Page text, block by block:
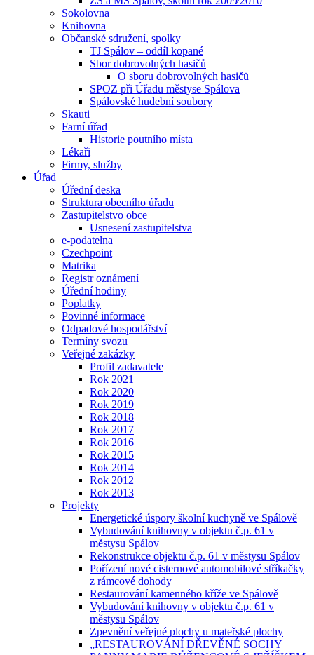
Sokolovna
Knihovna
Občanské sdružení, spolky
TJ Spálov – oddíl kopané
Sbor dobrovolných hasičů
O sboru dobrovolných hasičů
SPOZ při Úřadu městyse Spálova
Spálovské hudební soubory
Skauti
Farní úřad
Historie poutního místa
Lékaři
Firmy, služby
Úřad
Úřední deska
Struktura obecního úřadu
Zastupitelstvo obce
Usnesení zastupitelstva
e-podatelna
Czechpoint
Matrika
Registr oznámení
Úřední hodiny
Poplatky
Povinné informace
Odpadové hospodářství
Termíny svozu
Veřejné zakázky
Profil zadavatele
Rok 2021
Rok 2020
Rok 2019
Rok 2018
Rok 2017
Rok 2016
Rok 2015
Rok 2014
Rok 2012
Rok 2013
Projekty
Energetické úspory školní kuchyně ve Spálově
Vybudování knihovny v objektu č.p. 61 v
městysu Spálov
Rekonstrukce objektu č.p. 61 v městysu Spálov
Pořízení nové cisternové automobilové stříkačky
z rámcové dohody
Restaurování kamenného kříže ve Spálově
Vybudování knihovny v objektu č.p. 61 v
městysu Spálov
Zpevnění veřejné plochy u mateřské plochy
„RESTAUROVÁNÍ DŘEVĚNÉ SOCHY